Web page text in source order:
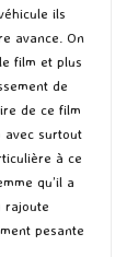
ils
avance. On
film et plus
de
de ce film
avec surtout
à ce
qu’il a
rajoute
pesante